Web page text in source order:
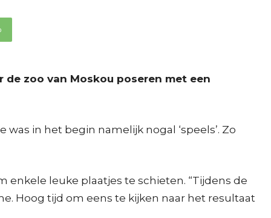
zoo van Moskou poseren met een
in het begin namelijk nogal ‘speels’. Zo
enkele leuke plaatjes te schieten. “Tijdens de
Hoog tijd om eens te kijken naar het resultaat